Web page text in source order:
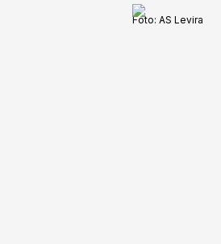
Foto: AS Levira